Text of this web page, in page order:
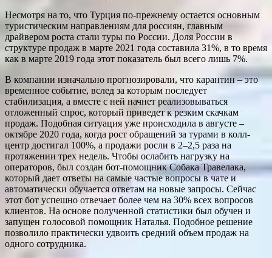
Несмотря на то, что Турция по-прежнему остается основным
туристическим направлениям для россиян, главным
драйвером роста стали туры по России. Доля России в
структуре продаж в марте 2021 года составила 31%, в то время
как в марте 2019 года этот показатель был всего лишь 7%.
В компании изначально прогнозировали, что карантин – это
временное событие, вслед за которым последует
стабилизация, а вместе с ней начнет реализовываться
отложенный спрос, который приведет к резким скачкам
продаж. Подобная ситуация уже происходила в августе –
октябре 2020 года, когда рост обращений за турами в колл-
центр достигал 100%, а продажи росли в 2–2,5 раза на
протяжении трех недель. Чтобы ослабить нагрузку на
операторов, был создан бот-помощник Собака Травелака,
который дает ответы на самые частые вопросы в чате и
автоматически обучается ответам на новые запросы. Сейчас
этот бот успешно отвечает более чем на 30% всех вопросов
клиентов. На основе полученной статистики был обучен и
запущен голосовой помощник Наталья. Подобное решение
позволило практически удвоить средний объем продаж на
одного сотрудника.